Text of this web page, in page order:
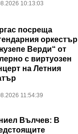
10:13:03
посреща
оркестър
Верди“ от
с виртуозен
на Летния
11:54:39
Вълчев: В